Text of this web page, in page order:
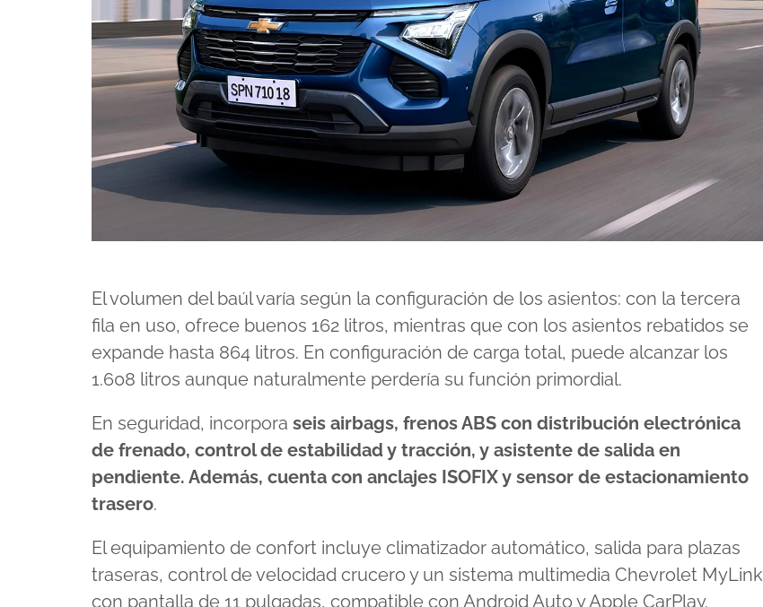
El volumen del baúl varía según la configuración de los asientos: con la tercera
fila en uso, ofrece buenos 162 litros, mientras que con los asientos rebatidos se
expande hasta 864 litros. En configuración de carga total, puede alcanzar los
1.608 litros aunque naturalmente perdería su función primordial.
En seguridad, incorpora seis airbags, frenos ABS con distribución electrónica
de frenado, control de estabilidad y tracción, y asistente de salida en
pendiente. Además, cuenta con anclajes ISOFIX y sensor de estacionamiento
trasero.
El equipamiento de confort incluye climatizador automático, salida para plazas
traseras, control de velocidad crucero y un sistema multimedia Chevrolet MyLink
con pantalla de 11 pulgadas, compatible con Android Auto y Apple CarPlay.